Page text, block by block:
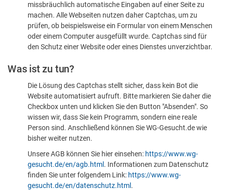
dass
sind
missbräuchlich automatische Eingaben auf einer Seite zu
machen. Alle Webseiten nutzen daher Captchas, um zu
prüfen, ob beispielsweise ein Formular von einem Menschen
oder einem Computer ausgefüllt wurde. Captchas sind für
den Schutz einer Website oder eines Dienstes unverzichtbar.
Was ist zu tun?
Die Lösung des Captchas stellt sicher, dass kein Bot die
Website automatisiert aufruft. Bitte markieren Sie daher die
Checkbox unten und klicken Sie den Button "Absenden". So
wissen wir, dass Sie kein Programm, sondern eine reale
Person sind. Anschließend können Sie WG-Gesucht.de wie
bisher weiter nutzen.
Unsere AGB können Sie hier einsehen: https://www.wg-
gesucht.de/en/agb.html . Informationen zum Datenschutz
finden Sie unter folgendem Link: https://www.wg-
gesucht.de/en/datenschutz.html .